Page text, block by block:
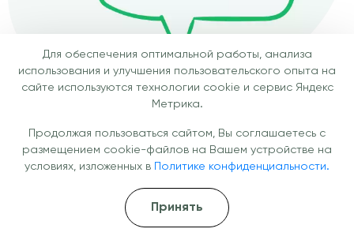
После тяжёлой аллергической реакции оказался в
больнице. Отёк был сильный, дышать было трудно.
Врач назначил капельницы метилпреднизолона. Уже
через полчаса стало заметно легче. Врачи
работали профессионально, всё объясняли,
поддерживали. Благодаря своевременному лечению
Для обеспечения оптимальной работы, анализа
использования и улучшения пользовательского опыта на
сайте используются технологии cookie и сервис Яндекс
Метрика.
Продолжая пользоваться сайтом, Вы соглашаетесь с
размещением cookie-файлов на Вашем устройстве на
условиях, изложенных в
Политике конфиденциальности.
Принять